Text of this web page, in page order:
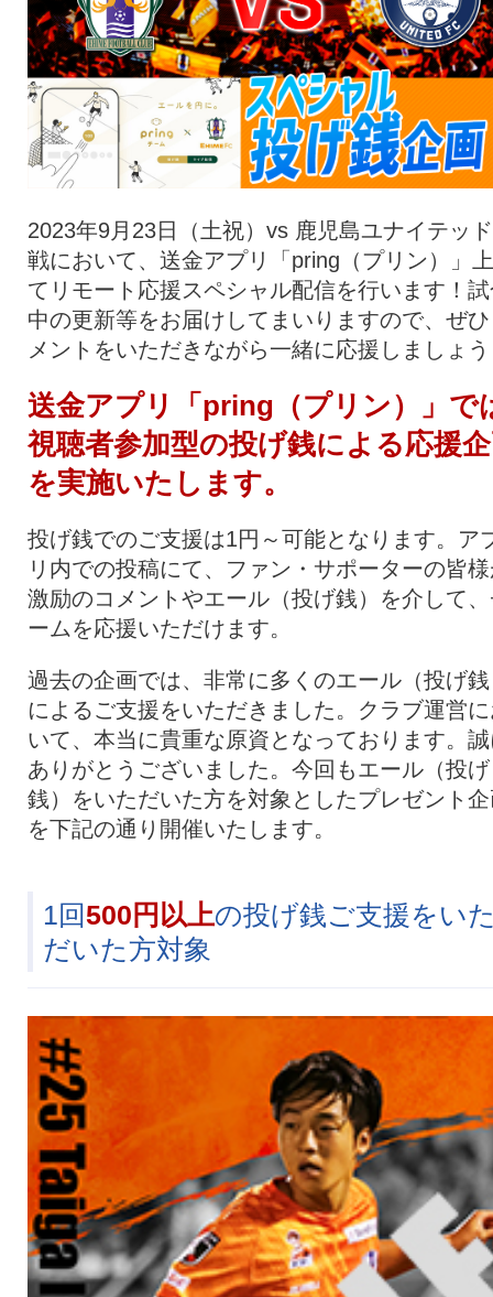
特設ページ
2023年9月23日（土祝）vs 鹿児島ユナイテッ
戦において、送金アプリ「pring（プリン）」
てリモート応援スペシャル配信を行います！
中の更新等をお届けしてまいりますので、ぜ
メントをいただきながら一緒に応援しましょ
送金アプリ「pring（プリン）」で
視聴者参加型の投げ銭による応援
を実施いたします。
投げ銭でのご支援は1円～可能となります。ア
リ内での投稿にて、ファン・サポーターの皆
激励のコメントやエール（投げ銭）を介して
ームを応援いただけます。
過去の企画では、非常に多くのエール（投げ
によるご支援をいただきました。クラブ運営
いて、本当に貴重な原資となっております。
ありがとうございました。今回もエール（投げ
銭）をいただいた方を対象としたプレゼント
を下記の通り開催いたします。
1回500円以上の投げ銭ご支援をい
だいた方対象